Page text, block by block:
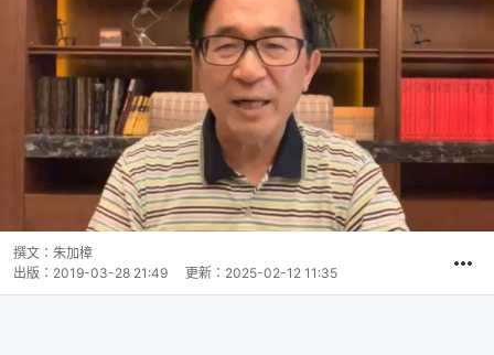
撰文： 朱加樟
出版： 2019-03-28 21:49 更新： 2025-02-12 11:35